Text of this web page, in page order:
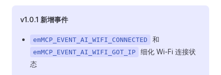
v1.0.1 新增事件
emMCP_EVENT_AI_WIFI_CONNECTED 和
emMCP_EVENT_AI_WIFI_GOT_IP
细化 Wi-Fi 连接状
态